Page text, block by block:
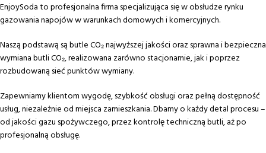
EnjoySoda to profesjonalna firma specjalizująca się w obsłudze rynku
gazowania napojów w warunkach domowych i komercyjnych.
Naszą podstawą są butle CO₂ najwyższej jakości oraz sprawna i bezpieczna
wymiana butli CO₂, realizowana zarówno stacjonarnie, jak i poprzez
rozbudowaną sieć punktów wymiany.
Zapewniamy klientom wygodę, szybkość obsługi oraz pełną dostępność
usług, niezależnie od miejsca zamieszkania. Dbamy o każdy detal procesu –
od jakości gazu spożywczego, przez kontrolę techniczną butli, aż po
profesjonalną obsługę.